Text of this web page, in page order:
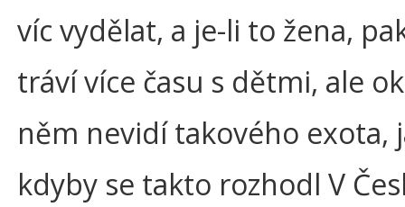
víc vydělat, a je-li to žena,
tráví více času s dětmi, ale
něm nevidí takového exota,
kdyby se takto rozhodl V